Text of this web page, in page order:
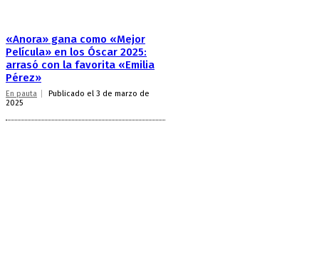
«Anora» gana como «Mejor
Película» en los Óscar 2025:
arrasó con la favorita «Emilia
Pérez»
En pauta
Publicado el 3 de marzo de
2025